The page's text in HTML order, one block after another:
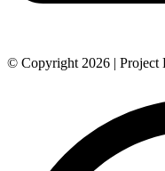
© Copyright 2026 | Project